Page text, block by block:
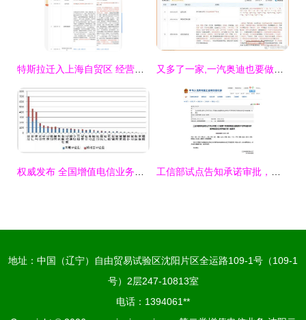
地址：中国（辽宁）自由贸易试验区沈阳片区全运路109-1号（109-1
号）2层247-10813室
电话：1394061**